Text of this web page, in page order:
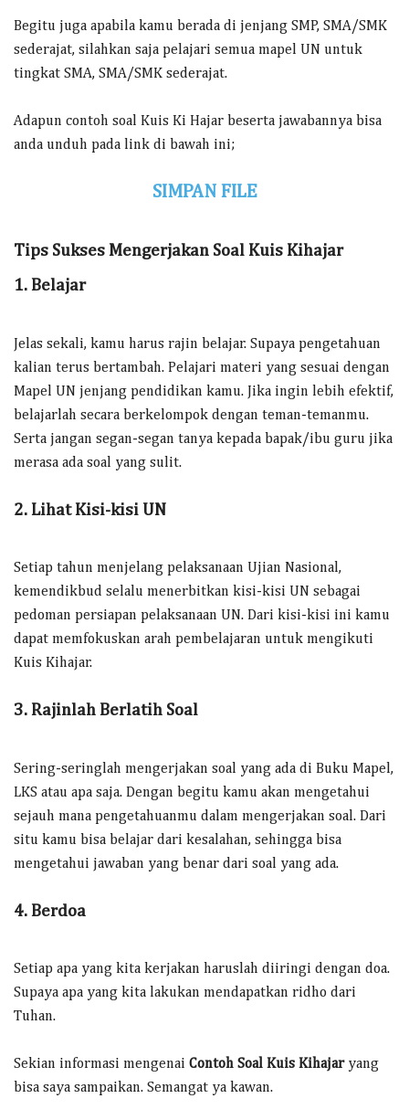
Begitu juga apabila kamu berada di jenjang SMP, SMA/SMK
sederajat, silahkan saja pelajari semua mapel UN untuk
tingkat SMA, SMA/SMK sederajat.
Adapun contoh soal Kuis Ki Hajar beserta jawabannya bisa
anda unduh pada link di bawah ini;
SIMPAN FILE
Tips Sukses Mengerjakan Soal Kuis Kihajar
1. Belajar
Jelas sekali, kamu harus rajin belajar. Supaya pengetahuan
kalian terus bertambah. Pelajari materi yang sesuai dengan
Mapel UN jenjang pendidikan kamu. Jika ingin lebih efektif,
belajarlah secara berkelompok dengan teman-temanmu.
Serta jangan segan-segan tanya kepada bapak/ibu guru jika
merasa ada soal yang sulit.
2. Lihat Kisi-kisi UN
Setiap tahun menjelang pelaksanaan Ujian Nasional,
kemendikbud selalu menerbitkan kisi-kisi UN sebagai
pedoman persiapan pelaksanaan UN. Dari kisi-kisi ini kamu
dapat memfokuskan arah pembelajaran untuk mengikuti
Kuis Kihajar.
3. Rajinlah Berlatih Soal
Sering-seringlah mengerjakan soal yang ada di Buku Mapel,
LKS atau apa saja. Dengan begitu kamu akan mengetahui
sejauh mana pengetahuanmu dalam mengerjakan soal. Dari
situ kamu bisa belajar dari kesalahan, sehingga bisa
mengetahui jawaban yang benar dari soal yang ada.
4. Berdoa
Setiap apa yang kita kerjakan haruslah diiringi dengan doa.
Supaya apa yang kita lakukan mendapatkan ridho dari
Tuhan.
Sekian informasi mengenai Contoh Soal Kuis Kihajaryang
bisa saya sampaikan. Semangat ya kawan.